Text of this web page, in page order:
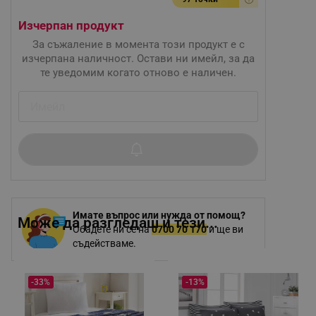
Имате въпрос или нужда от помощ?
Обадете ни се на0700 70 170и ще ви
съдействаме.
Изчерпан продукт
За съжаление в момента този продукт е с
изчерпана наличност. Остави ни имейл, за да
те уведомим когато отново е наличен.
Може да разгледаш и тези...
-33% -13%